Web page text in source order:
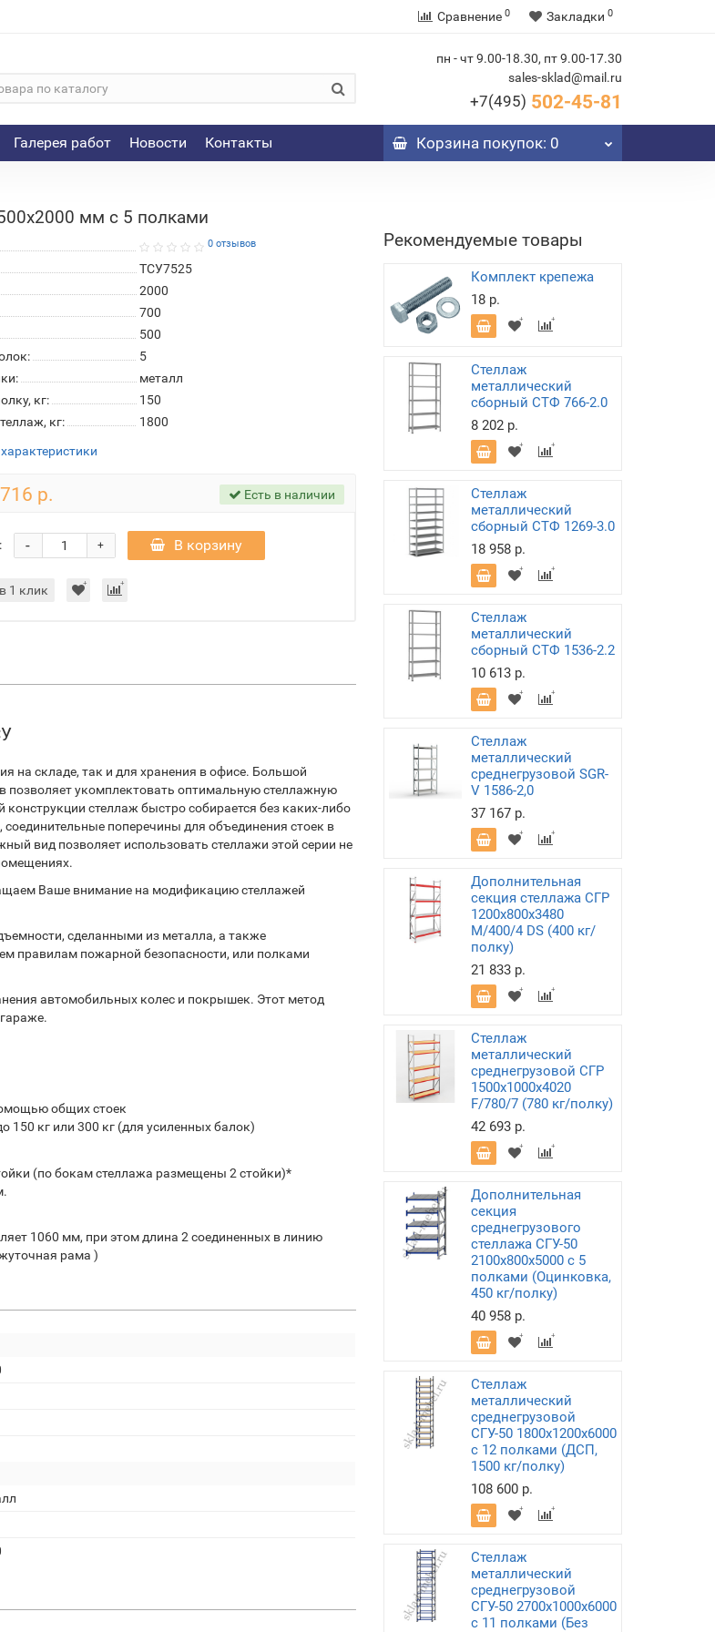
Сравнение 0 Закладки 0
пн - чт 9.00-18.30, пт 9.00-17.30
sales-sklad@mail.ru
+7(495) 502-45-81
Галерея работ Новости Контакты Корзинапокупок: 0
мм с 5 полками
0 отзывов
ТСУ7525
2000
700
500
5
металл
кг:
150
кг:
1800
р. Есть в наличии
+
- В корзину
1 клик
на складе, так и для хранения в офисе. Большой
позволяет укомплектовать оптимальную стеллажную
стеллаж быстро собирается без каких-либо
поперечины для объединения стоек в
вид позволяет использовать стеллажи этой серии не
Ваше внимание на модификацию стеллажей
сделанными из металла, а также
правилам пожарной безопасности, или полками
автомобильных колес и покрышек. Этот метод
общих стоек
150 кг или 300 кг (для усиленных балок)
(по бокам стеллажа размещены 2 стойки)*
1060 мм, при этом длина 2 соединенных в линию
рама )
Рекомендуемые товары
Комплект крепежа
18 р.
Стеллаж
металлический
сборный СТФ 766-2.0
8 202 р.
Стеллаж
металлический
сборный СТФ 1269-3.0
18 958 р.
Стеллаж
металлический
сборный СТФ 1536-2.2
10 613 р.
Стеллаж
металлический
среднегрузовой SGR-
V 1586-2,0
37 167 р.
Дополнительная
секция стеллажа СГР
1200х800х3480
M/400/4 DS (400 кг/
полку)
21 833 р.
Стеллаж
металлический
среднегрузовой СГР
1500х1000х4020
F/780/7 (780 кг/полку)
42 693 р.
Дополнительная
секция
среднегрузового
стеллажа СГУ-50
2100х800х5000 с 5
полками (Оцинковка,
450 кг/полку)
40 958 р.
Стеллаж
металлический
среднегрузовой
СГУ-50 1800х1200х6000
с 12 полками (ДСП,
1500 кг/полку)
108 600 р.
Стеллаж
металлический
среднегрузовой
СГУ-50 2700х1000х6000
с 11 полками (Без